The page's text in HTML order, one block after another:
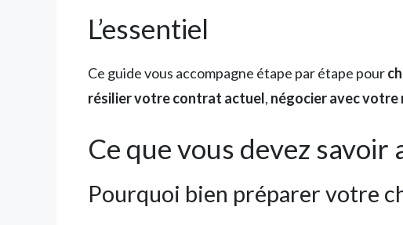
L’essentiel
Ce guide vous accompagne étape par étape pour
résilier votre contrat actuel, négocier avec votre
Ce que vous devez savoir
Pourquoi bien préparer votre